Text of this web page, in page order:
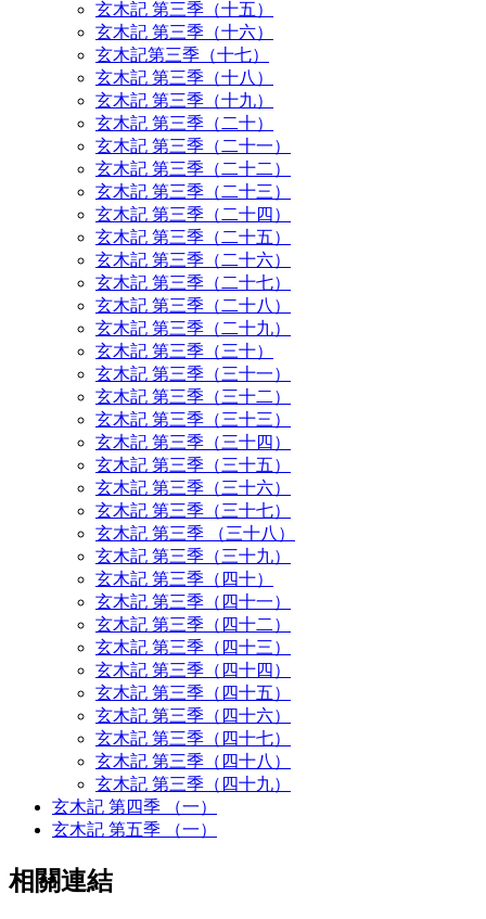
玄木記 第三季（十五）
玄木記 第三季（十六）
玄木記第三季（十七）
玄木記 第三季（十八）
玄木記 第三季（十九）
玄木記 第三季（二十）
玄木記 第三季（二十一）
玄木記 第三季（二十二）
玄木記 第三季（二十三）
玄木記 第三季（二十四）
玄木記 第三季（二十五）
玄木記 第三季（二十六）
玄木記 第三季（二十七）
玄木記 第三季（二十八）
玄木記 第三季（二十九）
玄木記 第三季（三十）
玄木記 第三季（三十一）
玄木記 第三季（三十二）
玄木記 第三季（三十三）
玄木記 第三季（三十四）
玄木記 第三季（三十五）
玄木記 第三季（三十六）
玄木記 第三季（三十七）
玄木記 第三季 （三十八）
玄木記 第三季（三十九）
玄木記 第三季（四十）
玄木記 第三季（四十一）
玄木記 第三季（四十二）
玄木記 第三季（四十三）
玄木記 第三季（四十四）
玄木記 第三季（四十五）
玄木記 第三季（四十六）
玄木記 第三季（四十七）
玄木記 第三季（四十八）
玄木記 第三季（四十九）
玄木記 第四季 （一）
玄木記 第五季 （一）
相關連結